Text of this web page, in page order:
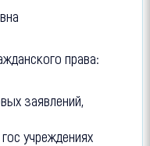
права:
заявлений,
учреждениях